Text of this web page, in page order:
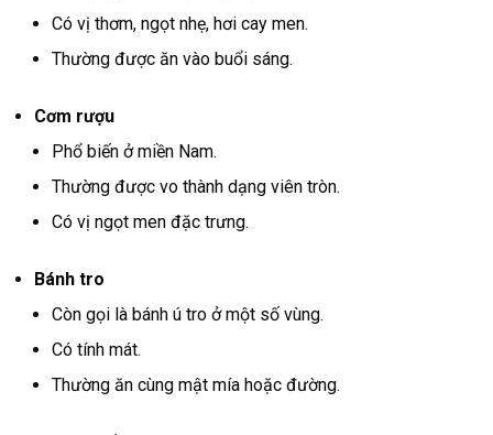
Có vị thơm, ngọt nhẹ, hơi cay men.
Thường được ăn vào buổi sáng.
Cơm rượu
Phổ biến ở miền Nam.
Thường được vo thành dạng viên tròn.
Có vị ngọt men đặc trưng.
Bánh tro
Còn gọi là bánh ú tro ở một số vùng.
Có tính mát.
Thường ăn cùng mật mía hoặc đường.